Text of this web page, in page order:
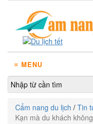
≡ MENU
Cẩm nang du lịch / Tin
Kạn mà du khách